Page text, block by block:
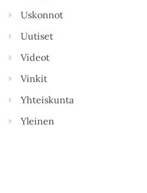
Uskonnot
Uutiset
Videot
Vinkit
Yhteiskunta
Yleinen